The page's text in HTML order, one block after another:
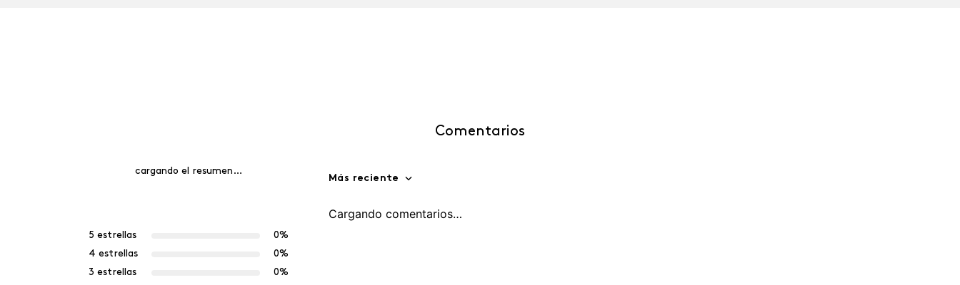
Comentarios
cargando el resumen…
5 estrellas
0%
4 estrellas
0%
3 estrellas
0%
Más reciente
Cargando comentarios…